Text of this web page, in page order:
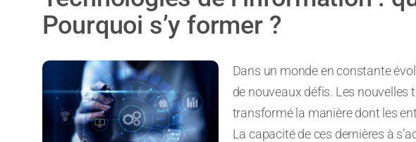
Pourquoi s’y former ?
Dans un monde en constante
de nouveaux défis. Les
transformé la manière dont les
La capacité de ces dernières à